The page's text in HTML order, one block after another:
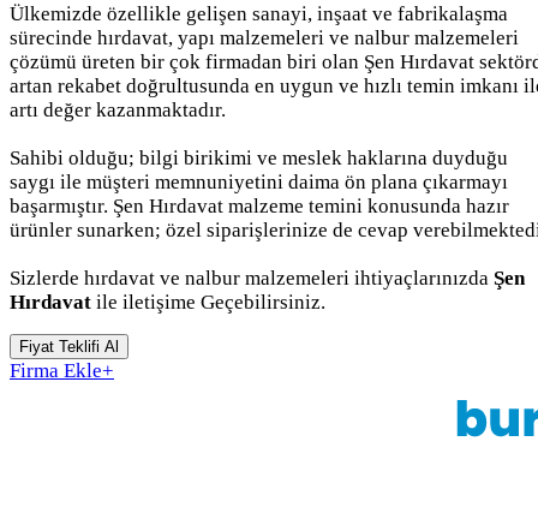
Ülkemizde özellikle gelişen sanayi, inşaat ve fabrikalaşma
sürecinde hırdavat, yapı malzemeleri ve nalbur malzemeleri
çözümü üreten bir çok firmadan biri olan Şen Hırdavat
artan rekabet doğrultusunda en uygun ve hızlı temin imkanı
artı değer kazanmaktadır.
Sahibi olduğu; bilgi birikimi ve meslek haklarına duyduğu
saygı ile müşteri memnuniyetini daima ön plana çıkarmayı
başarmıştır. Şen Hırdavat malzeme temini konusunda hazır
ürünler sunarken; özel siparişlerinize de cevap
Sizlerde hırdavat ve nalbur malzemeleri ihtiyaçlarınızda Şen
Hırdavat ile iletişime Geçebilirsiniz.
Fiyat Teklifi Al
Firma Ekle+